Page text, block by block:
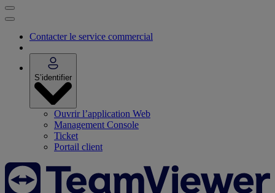
Contacter le service commercial
S’identifier
Ouvrir l’application Web
Management Console
Ticket
Portail client